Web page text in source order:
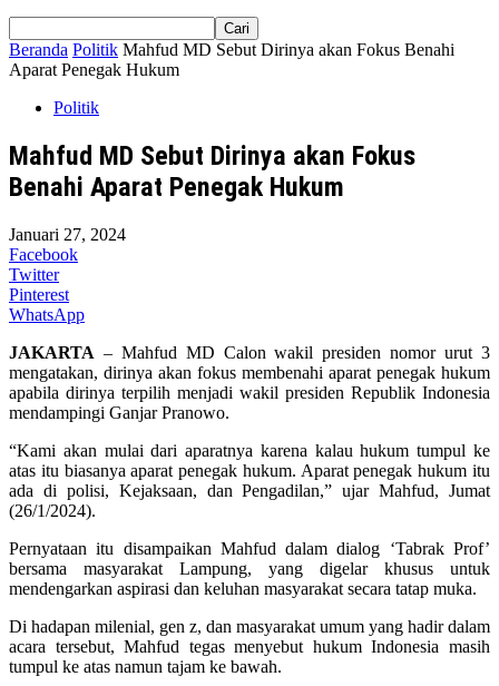
Beranda Politik Mahfud MD Sebut Dirinya akan Fokus Benahi
Aparat Penegak Hukum
Politik
Mahfud MD Sebut Dirinya akan Fokus
Benahi Aparat Penegak Hukum
Januari 27, 2024
Facebook
Twitter
Pinterest
WhatsApp
JAKARTA – Mahfud MD Calon wakil presiden nomor urut 3
mengatakan, dirinya akan fokus membenahi aparat penegak hukum
apabila dirinya terpilih menjadi wakil presiden Republik Indonesia
mendampingi Ganjar Pranowo.
“Kami akan mulai dari aparatnya karena kalau hukum tumpul ke
atas itu biasanya aparat penegak hukum. Aparat penegak hukum itu
ada di polisi, Kejaksaan, dan Pengadilan,” ujar Mahfud, Jumat
(26/1/2024).
Pernyataan itu disampaikan Mahfud dalam dialog ‘Tabrak Prof’
bersama masyarakat Lampung, yang digelar khusus untuk
mendengarkan aspirasi dan keluhan masyarakat secara tatap muka.
Di hadapan milenial, gen z, dan masyarakat umum yang hadir dalam
acara tersebut, Mahfud tegas menyebut hukum Indonesia masih
tumpul ke atas namun tajam ke bawah.